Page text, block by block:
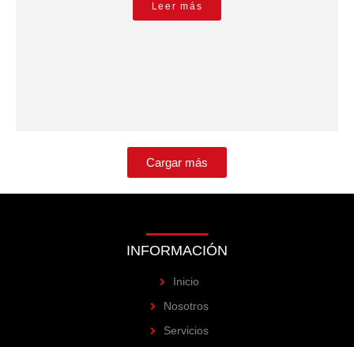
Leer más
Cargar más
INFORMACIÓN
Inicio
Nosotros
Servicios